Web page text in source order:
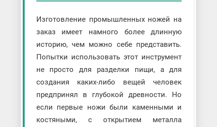
Изготовление промышленных ножей на
заказ имеет намного более длинную
историю, чем можно себе представить.
Попытки использовать этот инструмент
не просто для разделки пищи, а для
создания каких-либо вещей человек
предпринял в глубокой древности. Но
если первые ножи были каменными и
костяными, с открытием металла